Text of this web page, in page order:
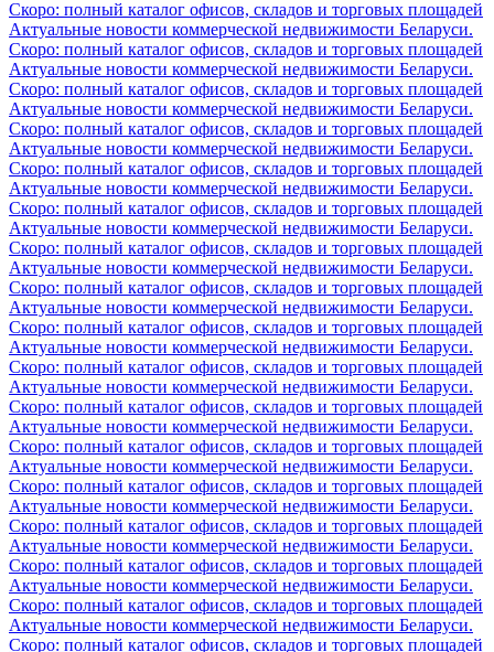
Скоро: полный каталог офисов, складов и торговых площадей
Актуальные новости коммерческой недвижимости Беларуси.
Скоро: полный каталог офисов, складов и торговых площадей
Актуальные новости коммерческой недвижимости Беларуси.
Скоро: полный каталог офисов, складов и торговых площадей
Актуальные новости коммерческой недвижимости Беларуси.
Скоро: полный каталог офисов, складов и торговых площадей
Актуальные новости коммерческой недвижимости Беларуси.
Скоро: полный каталог офисов, складов и торговых площадей
Актуальные новости коммерческой недвижимости Беларуси.
Скоро: полный каталог офисов, складов и торговых площадей
Актуальные новости коммерческой недвижимости Беларуси.
Скоро: полный каталог офисов, складов и торговых площадей
Актуальные новости коммерческой недвижимости Беларуси.
Скоро: полный каталог офисов, складов и торговых площадей
Актуальные новости коммерческой недвижимости Беларуси.
Скоро: полный каталог офисов, складов и торговых площадей
Актуальные новости коммерческой недвижимости Беларуси.
Скоро: полный каталог офисов, складов и торговых площадей
Актуальные новости коммерческой недвижимости Беларуси.
Скоро: полный каталог офисов, складов и торговых площадей
Актуальные новости коммерческой недвижимости Беларуси.
Скоро: полный каталог офисов, складов и торговых площадей
Актуальные новости коммерческой недвижимости Беларуси.
Скоро: полный каталог офисов, складов и торговых площадей
Актуальные новости коммерческой недвижимости Беларуси.
Скоро: полный каталог офисов, складов и торговых площадей
Актуальные новости коммерческой недвижимости Беларуси.
Скоро: полный каталог офисов, складов и торговых площадей
Актуальные новости коммерческой недвижимости Беларуси.
Скоро: полный каталог офисов, складов и торговых площадей
Актуальные новости коммерческой недвижимости Беларуси.
Скоро: полный каталог офисов, складов и торговых площадей